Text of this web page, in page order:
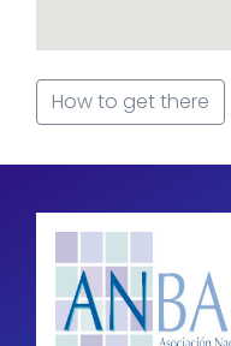
How to get there